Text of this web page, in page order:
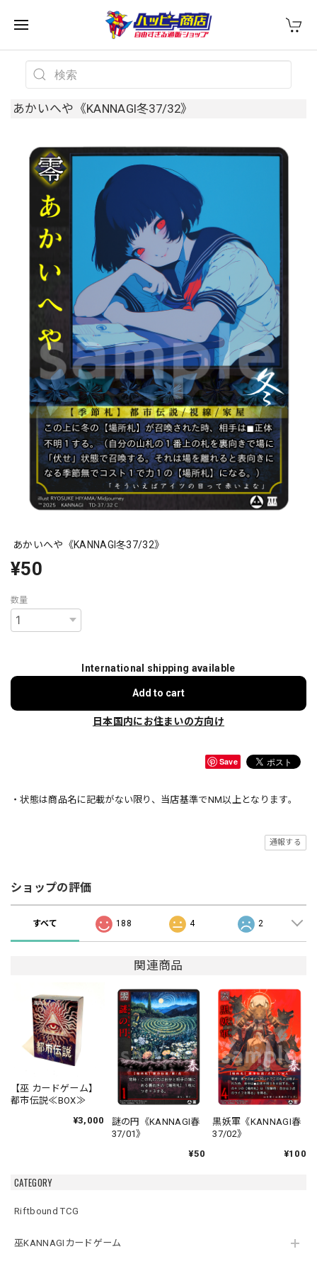
CATEGORY
Riftbound TCG
巫KANNAGIカードゲーム
あかいへや《KANNAGI冬37/32》
あかいへや《KANNAGI冬37/32》
¥50
数量
International shipping available
Add to cart
日本国内にお住まいの方向け
Save
・状態は商品名に記載がない限り、当店基準でNM以上となります。
通報する
ショップの評価
すべて 188 4 2
関連商品
【巫 カードゲーム】
都市伝説≪BOX≫
¥3,000
謎の円《KANNAGI春
37/01》
¥50
黒妖軍《KANNAGI春
37/02》
¥100